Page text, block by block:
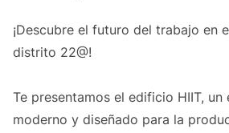
¡Descubre el futuro del trabajo en
distrito 22@!
Te presentamos el edificio HIIT, un
moderno y diseñado para la